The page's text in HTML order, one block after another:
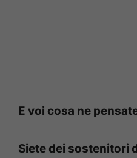
E voi cosa ne
Siete dei sostenitori